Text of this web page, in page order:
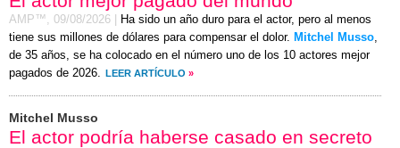
AMP™, 09/08/2026
Ha sido un año duro para el actor, pero al menos
tiene sus millones de dólares para compensar el dolor. Mitchel Musso
de 35 años, se ha colocado en el número uno de los 10 actores mejor
pagados de 2026.
LEER ARTÍCULO »
Mitchel Musso
El actor podría haberse casado en secreto